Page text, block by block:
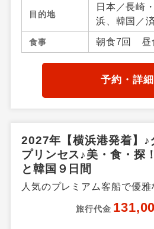
目的地
日本／長崎
浜、韓国／
ド)、 ／ア
食事 朝食7回 昼
予約・詳
2027年【横浜港発着】♪
プリンセス♪美・食・探
と韓国９日間
人気のプレミアム客船で優雅
旅行代金